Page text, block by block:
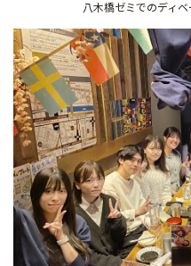
八木橋ゼミでのディ